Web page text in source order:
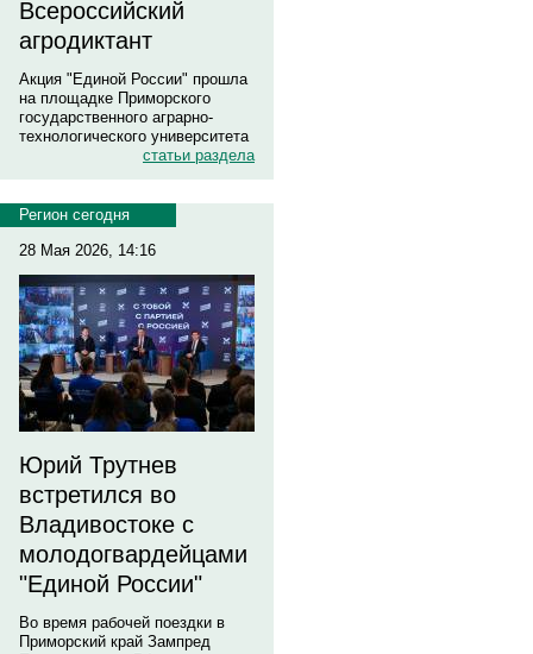
Всероссийский
агродиктант
Акция "Единой России" прошла
на площадке Приморского
государственного аграрно-
технологического университета
статьи раздела
Регион сегодня
28 Мая 2026, 14:16
Юрий Трутнев
встретился во
Владивостоке с
молодогвардейцами
"Единой России"
Во время рабочей поездки в
Приморский край Зампред